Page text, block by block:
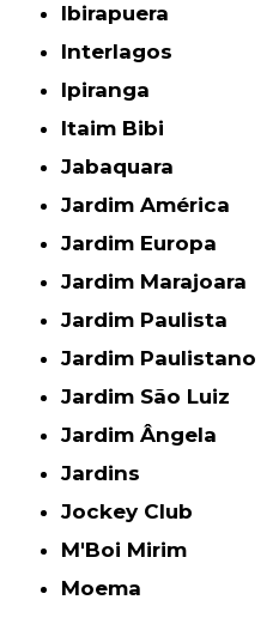
Ibirapuera
Interlagos
Ipiranga
Itaim Bibi
Jabaquara
Jardim América
Jardim Europa
Jardim Marajoara
Jardim Paulista
Jardim Paulistano
Jardim São Luiz
Jardim Ângela
Jardins
Jockey Club
M'Boi Mirim
Moema